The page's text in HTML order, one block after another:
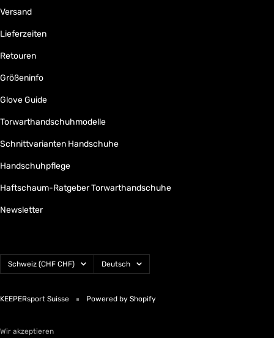
Versand
Lieferzeiten
Retouren
Größeninfo
Glove Guide
Torwarthandschuhmodelle
Schnittvarianten Handschuhe
Handschuhpflege
Haftschaum-Ratgeber Torwarthandschuhe
Newsletter
Land/Region
Schweiz (CHF CHF) Sprache
Deutsch
KEEPERsport Suisse Powered by Shopify
Wir akzeptieren